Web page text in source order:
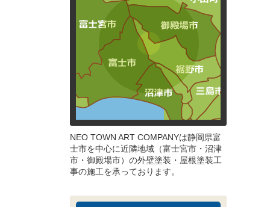
NEO TOWN ART COMPANYは静岡県富
士市を中心に近隣地域（富士宮市・沼津
市・御殿場市）の外壁塗装・屋根塗装工
事の施工を承っております。